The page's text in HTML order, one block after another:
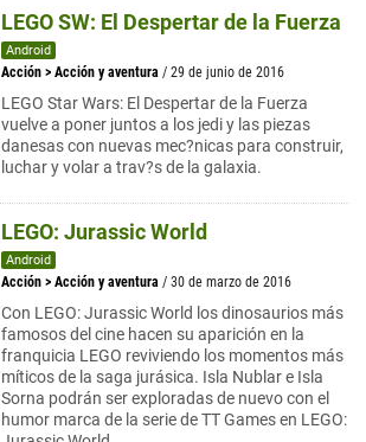
LEGO SW: El Despertar de la Fuerza
Android
Acción > Acción y aventura / 29 de junio de 2016
LEGO Star Wars: El Despertar de la Fuerza
vuelve a poner juntos a los jedi y las piezas
danesas con nuevas mec?nicas para construir,
luchar y volar a trav?s de la galaxia.
LEGO: Jurassic World
Android
Acción > Acción y aventura / 30 de marzo de 2016
Con LEGO: Jurassic World los dinosaurios más
famosos del cine hacen su aparición en la
franquicia LEGO reviviendo los momentos más
míticos de la saga jurásica. Isla Nublar e Isla
Sorna podrán ser exploradas de nuevo con el
humor marca de la serie de TT Games en LEGO: